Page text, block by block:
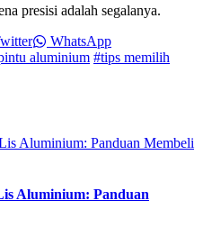
presisi adalah segalanya.
WhatsApp
aluminium #tips memilih
Aluminium: Panduan